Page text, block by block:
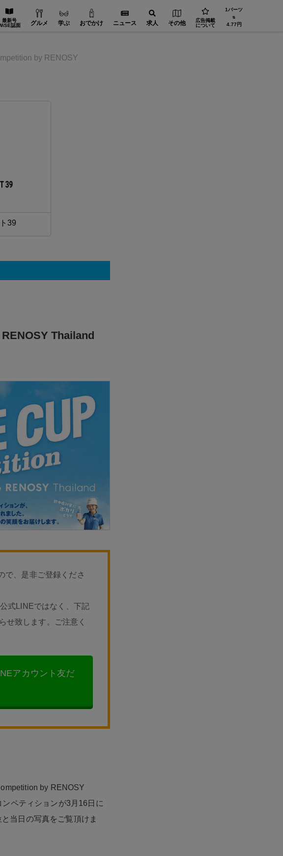
最新号
誌面
グルメ 学ぶ おでかけ ニュース 求人 その他
広告掲載
について
1バーツ
⇅
4.77円
by RENOSY
39
Thailand
で、是非ご登録くださ
式LINEではなく、下記
せ致します。ご注意く
アカウント友だ
by RENOSY
ペティションが3月16日に
当日の写真をご覧頂けま